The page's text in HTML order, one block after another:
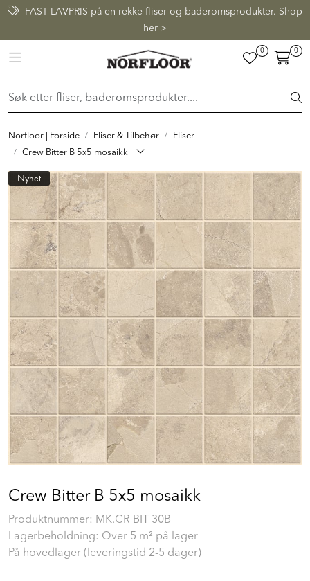
Skip to main content
FAST LAVPRIS på en rekke fliser og baderomsprodukter. Shop
her >
Toggle navigation
0 0
Norfloor | Forside Fliser & Tilbehør
Fliser
Crew Bitter B 5x5 mosaikk
Nyhet
Crew Bitter B 5x5 mosaikk
Produktnummer: MK.CR BIT 30B
Lagerbeholdning: Over 5 m² på lager
På hovedlager (leveringstid 2-5 dager)
FLISER & TILBEHØR
BADEROM
INTERIØR
INSPIRASJON
Lenker
Butikker
Proff
Prosjekt
Still et spørsmål
Favoritter (0)
Min side
Logg inn